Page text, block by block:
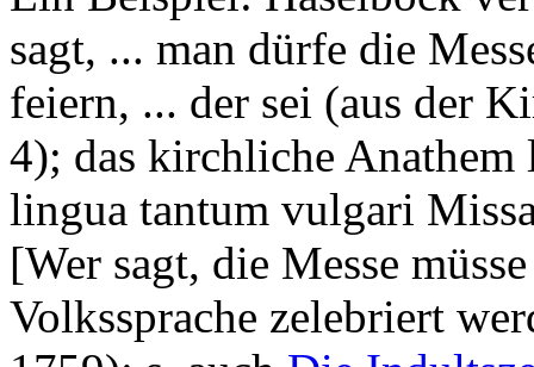
sagt, ... man dürfe die
feiern, ... der sei (aus der
4); das kirchliche
lingua tantum vulgari
[Wer sagt, die Messe
Volkssprache zelebriert